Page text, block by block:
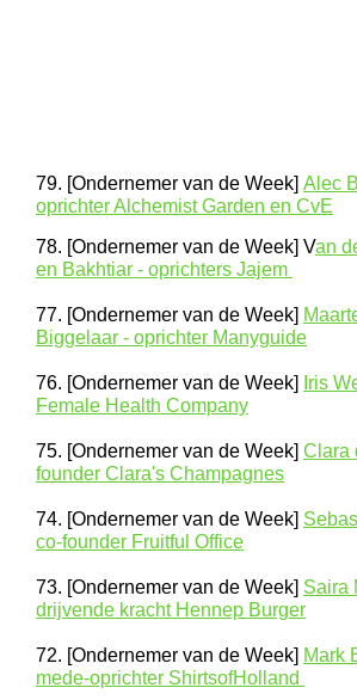
79. [Ondernemer van de Week] Alec
oprichter Alchemist Garden en CvE
78. [Ondernemer van de Week] Van
en Bakhtiar - oprichters Jajem
77. [Ondernemer van de Week]
Biggelaar - oprichter Manyguide
76. [Ondernemer van de Week]
Iris
Female Health Company
75. [Ondernemer van de Week] Clara
founder Clara's Champagnes
74. [Ondernemer van de Week]
co-founder Fruitful Office
73. [Ondernemer van de Week] Saira
drijvende kracht Hennep Burger
72. [Ondernemer van de Week] Mark
mede-oprichter ShirtsofHolland